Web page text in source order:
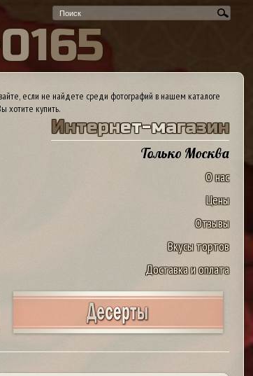
0165
если не найдете среди фотографий в нашем каталоге
хотите купить.
Интернет-магазин
Только Москва
О нас
Цены
Отзывы
Вкусы тортов
Доставка и оплата